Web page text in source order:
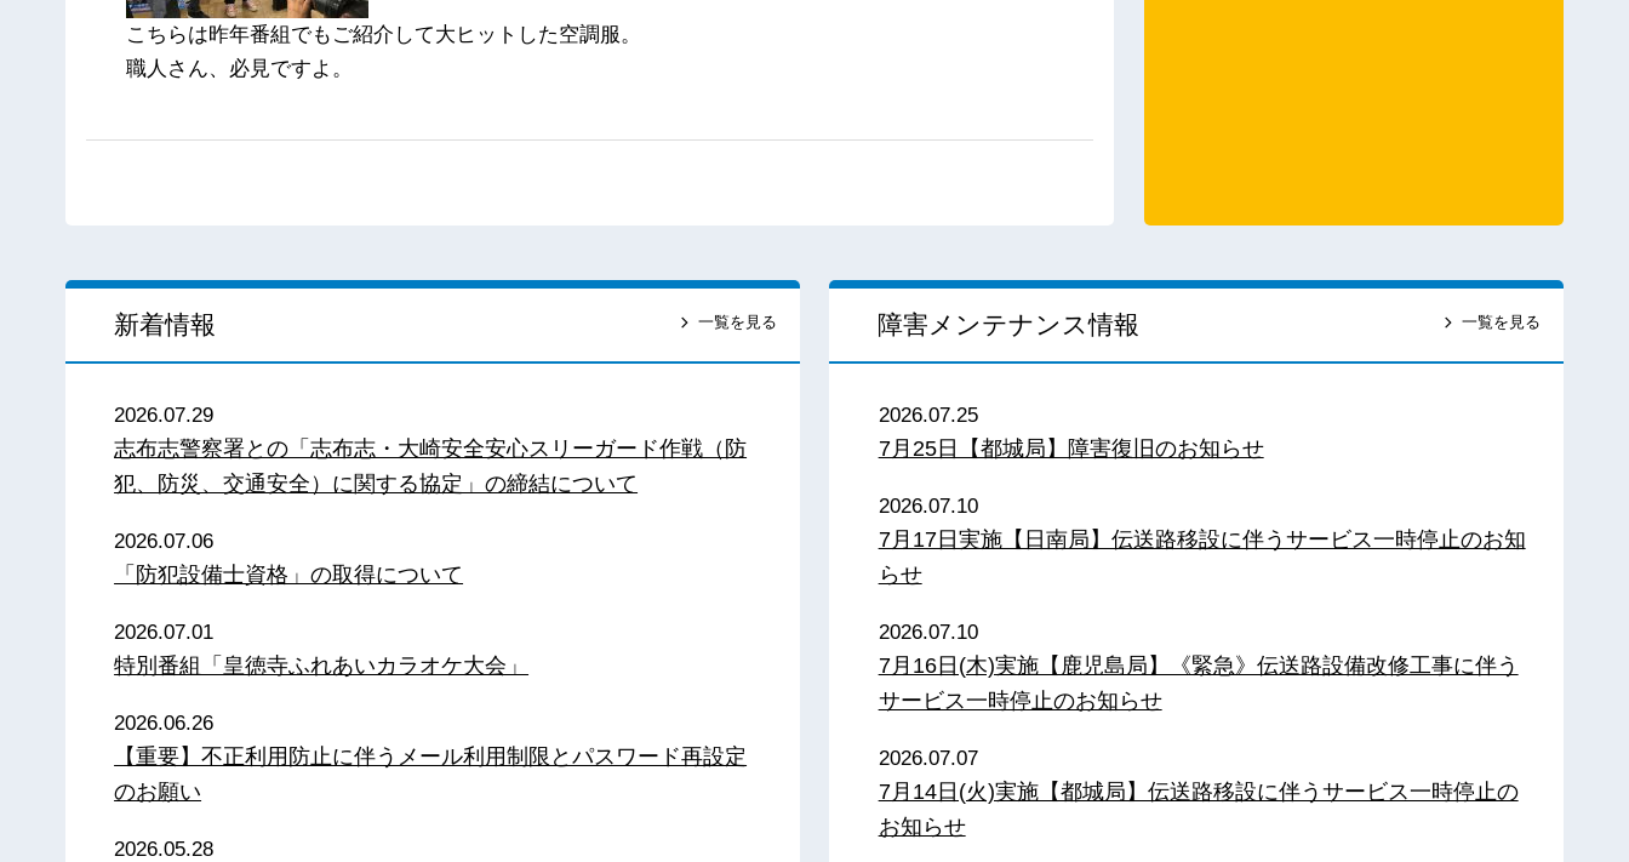
こちらは昨年番組でもご紹介して大ヒットした空調服。
職人さん、必見ですよ。
新着情報 一覧を見る
2026.07.29
志布志警察署との「志布志・大崎安全安心スリーガード作戦（防
犯、防災、交通安全）に関する協定」の締結について
2026.07.06
「防犯設備士資格」の取得について
2026.07.01
特別番組「皇徳寺ふれあいカラオケ大会」
2026.06.26
【重要】不正利用防止に伴うメール利用制限とパスワード再設定
のお願い
2026.05.28
障害メンテナンス情報 一覧を見る
2026.07.25
7月25日【都城局】障害復旧のお知らせ
2026.07.10
7月17日実施【日南局】伝送路移設に伴うサービス一時停止のお知
らせ
2026.07.10
7月16日(木)実施【鹿児島局】《緊急》伝送路設備改修工事に伴う
サービス一時停止のお知らせ
2026.07.07
7月14日(火)実施【都城局】伝送路移設に伴うサービス一時停止の
お知らせ